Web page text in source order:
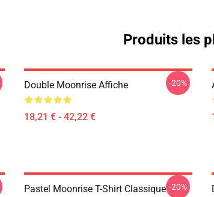
Produits les
Double Moonrise Affiche
18,21 € - 42,22 €
-20%
Pastel Moonrise T-Shirt Classique -20%